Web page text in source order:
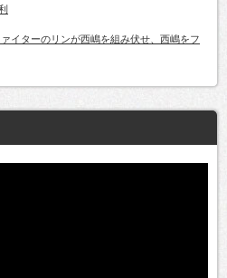
イターのリンが西嶋を組み伏せ、西嶋をフ